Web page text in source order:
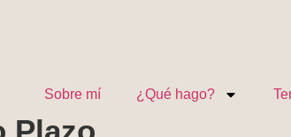
Sobre mí ¿Qué hago?